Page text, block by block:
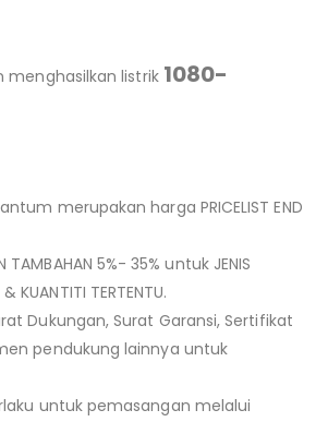
menghasilkan listrik 1080-
merupakan harga PRICELIST END
5%- 35% untuk JENIS
KUANTITI TERTENTU.
Dukungan, Surat Garansi, Sertifikat
pendukung lainnya untuk
untuk pemasangan melalui